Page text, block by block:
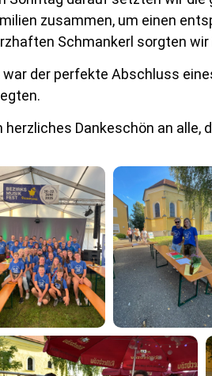
zusammen, um einen
Schmankerl sorgten
war der perfekte Abschluss
herzliches Dankeschön an